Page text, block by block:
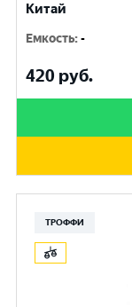
Китай
Емкость:-
420 руб.
ТРОФФИ